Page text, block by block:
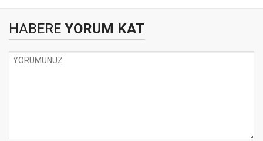
HABERE YORUM KAT